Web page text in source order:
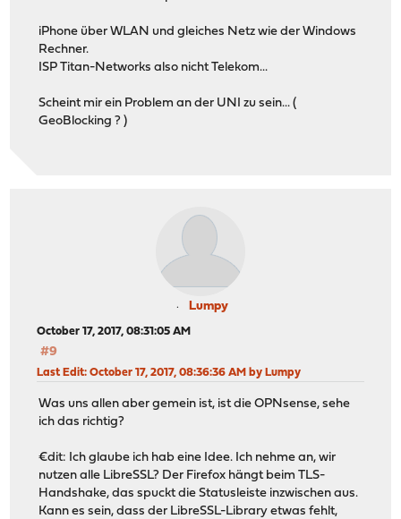
iPhone über WLAN und gleiches Netz wie der Windows
Rechner.
ISP Titan-Networks also nicht Telekom...
Scheint mir ein Problem an der UNI zu sein... (
GeoBlocking ? )
Lumpy
October 17, 2017, 08:31:05 AM
#9
Last Edit: October 17, 2017, 08:36:36 AM by Lumpy
Was uns allen aber gemein ist, ist die OPNsense, sehe
ich das richtig?
€dit: Ich glaube ich hab eine Idee. Ich nehme an, wir
nutzen alle LibreSSL? Der Firefox hängt beim TLS-
Handshake, das spuckt die Statusleiste inzwischen aus.
Kann es sein, dass der LibreSSL-Library etwas fehlt,